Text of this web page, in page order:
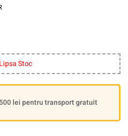
Lipsa Stoc
lei pentru transport gratuit